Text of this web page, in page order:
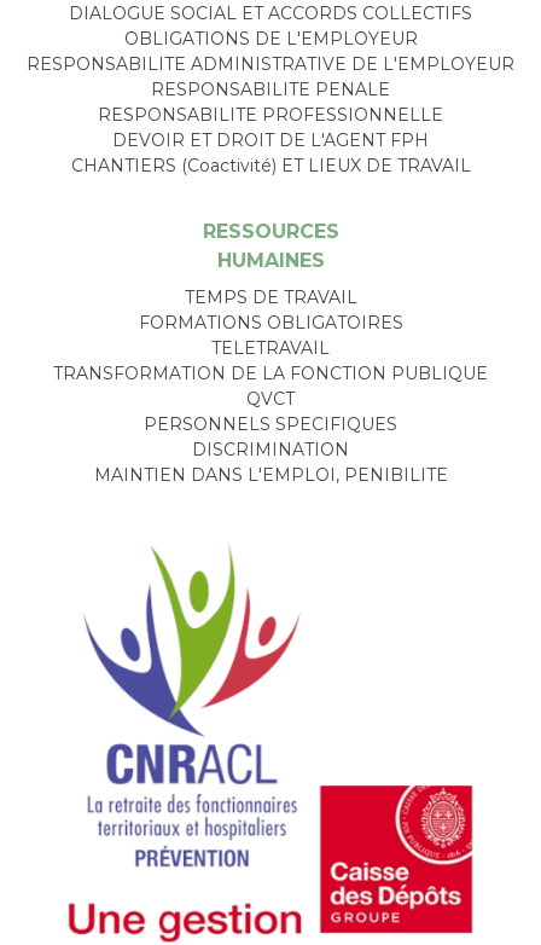
DIALOGUE SOCIAL ET ACCORDS COLLECTIFS
OBLIGATIONS DE L'EMPLOYEUR
RESPONSABILITE ADMINISTRATIVE DE L'EMPLOYEUR
RESPONSABILITE PENALE
RESPONSABILITE PROFESSIONNELLE
DEVOIR ET DROIT DE L'AGENT FPH
CHANTIERS (Coactivité) ET LIEUX DE TRAVAIL
RESSOURCES
HUMAINES
TEMPS DE TRAVAIL
FORMATIONS OBLIGATOIRES
TELETRAVAIL
TRANSFORMATION DE LA FONCTION PUBLIQUE
QVCT
PERSONNELS SPECIFIQUES
DISCRIMINATION
MAINTIEN DANS L'EMPLOI, PENIBILITE